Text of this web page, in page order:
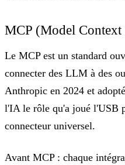
MCP (Model
Le MCP est un standard
connecter des LLM à des
Anthropic en 2024 et
l'IA le rôle qu'a joué l'USB
connecteur universel.
Avant MCP : chaque